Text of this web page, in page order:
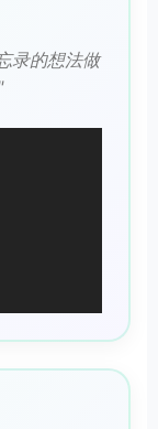
录的想法做